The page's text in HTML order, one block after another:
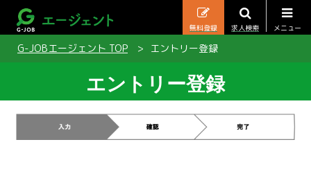
メニュー
求人検索
無料登録
G-JOBエージェント TOP エントリー登録
エントリー登録